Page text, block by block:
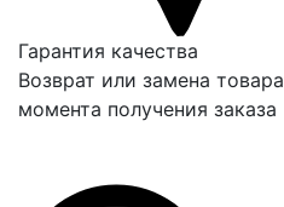
Гарантия качества
Возврат или замена
момента получения заказа